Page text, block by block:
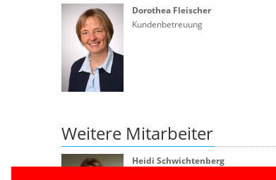
Dorothea Fleischer
Kundenbetreuung
Weitere Mitarbeiter
Heidi Schwichtenberg